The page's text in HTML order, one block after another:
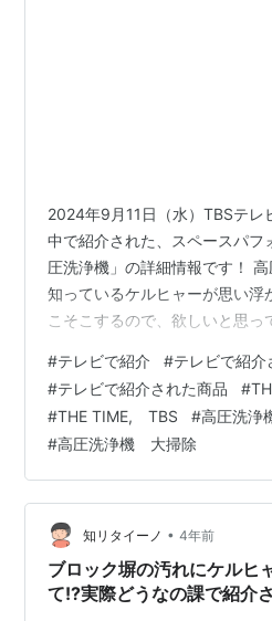
2024年9月11日（水）TBSテレ
中で紹介された、スペースパフ
圧洗浄機」の詳細情報です！
知っているケルヒャーが思い浮
こそこするので、欲しいと思っ
レビで紹介されたのが、スペー
ストパフォーマンスにも優れた
ハウス)の「ポケッタブル高圧洗
ットボトルを装着するだけで使
要。キャンプや海水浴などのレ
きなど近くに水場…
#テレビで紹介 #テレビで紹介
#テレビで紹介された商品 #
#THE TIME, TBS #高圧洗浄
#高圧洗浄機 大掃除
知リタイーノ • 4年前
ブロック塀の汚れにケルヒ
て!?実際どうなの課で紹介